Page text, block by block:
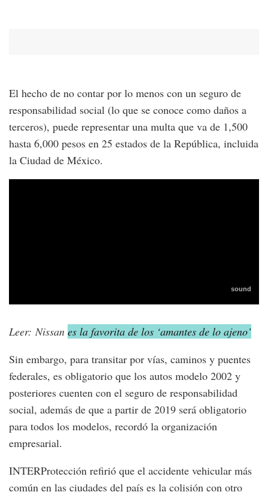
El hecho de no contar por lo menos con un seguro de
responsabilidad social (lo que se conoce como daños a
terceros), puede representar una multa que va de 1,500
hasta 6,000 pesos en 25 estados de la República, incluida
la Ciudad de México.
Leer: Nissan es la favorita de los ‘amantes de lo ajeno’
Sin embargo, para transitar por vías, caminos y puentes
federales, es obligatorio que los autos modelo 2002 y
posteriores cuenten con el seguro de responsabilidad
social, además de que a partir de 2019 será obligatorio
para todos los modelos, recordó la organización
empresarial.
INTERProtección refirió que el accidente vehicular más
común en las ciudades del país es la colisión con otro